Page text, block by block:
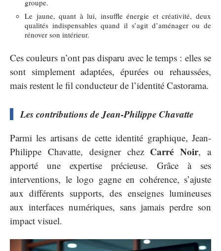
groupe.
Le jaune, quant à lui, insuffle énergie et créativité, deux
qualités indispensables quand il s’agit d’aménager ou de
rénover son intérieur.
Ces couleurs n’ont pas disparu avec le temps : elles se
sont simplement adaptées, épurées ou rehaussées,
mais restent le fil conducteur de l’identité Castorama.
Les contributions de Jean-Philippe Chavatte
Parmi les artisans de cette identité graphique, Jean-
Philippe Chavatte, designer chez Carré Noir, a
apporté une expertise précieuse. Grâce à ses
interventions, le logo gagne en cohérence, s’ajuste
aux différents supports, des enseignes lumineuses
aux interfaces numériques, sans jamais perdre son
impact visuel.